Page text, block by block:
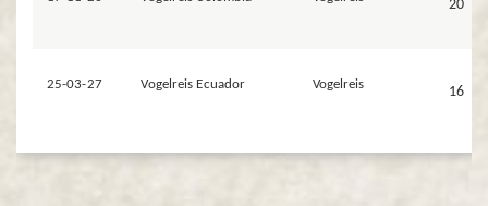
20
25-03-27 Vogelreis Ecuador Vogelreis 16